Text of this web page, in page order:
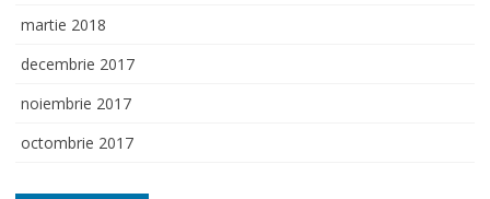
martie 2018
decembrie 2017
noiembrie 2017
octombrie 2017